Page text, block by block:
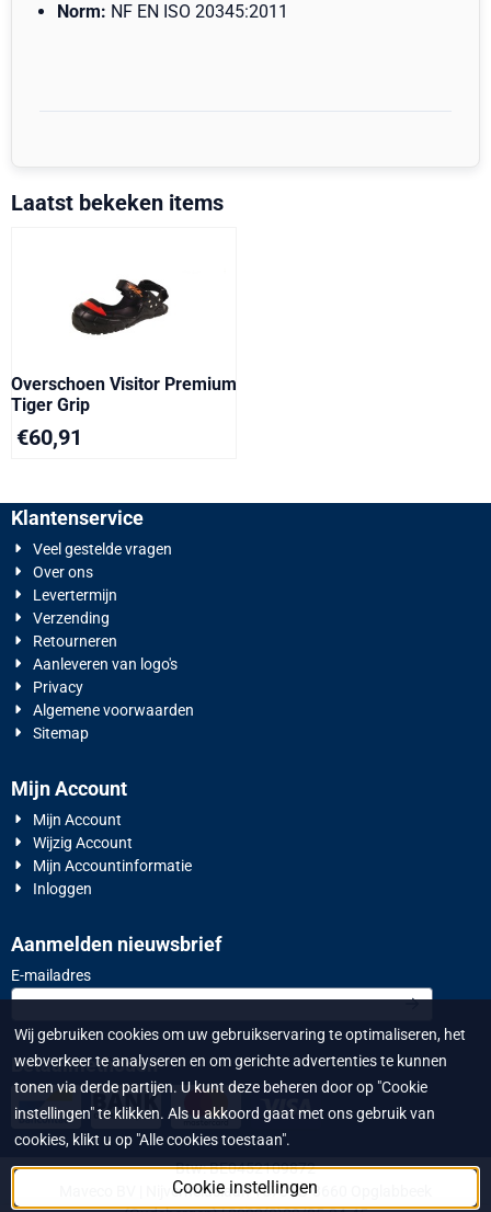
Norm: NF EN ISO 20345:2011
Laatst bekeken items
Overschoen Visitor Premium
Tiger Grip
€60,91
Klantenservice
Veel gestelde vragen
Over ons
Levertermijn
Verzending
Retourneren
Aanleveren van logo's
Privacy
Algemene voorwaarden
Sitemap
Mijn Account
Mijn Account
Wijzig Account
Mijn Accountinformatie
Inloggen
Aanmelden nieuwsbrief
E-mailadresVul je e-mailadres in voor de nieuwsbrief
Betaalmethoden
Btw: BE0452109872
Maveco BV | Nijverheidslaan 1573 | B-3660 Opglabbeek
Wij gebruiken cookies om uw gebruikservaring te optimaliseren, het
webverkeer te analyseren en om gerichte advertenties te kunnen
tonen via derde partijen. U kunt deze beheren door op "Cookie
instellingen" te klikken. Als u akkoord gaat met ons gebruik van
cookies, klikt u op "Alle cookies toestaan".
Cookie instellingen